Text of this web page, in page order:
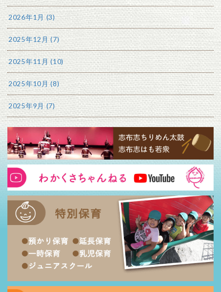
2026年1月 (3)
2025年12月 (7)
2025年11月 (10)
2025年10月 (8)
2025年9月 (7)